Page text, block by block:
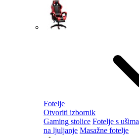
Fotelje
Otvoriti izbornik
Gaming stolice Fotelje s ušima
na ljuljanje Masažne fotelje